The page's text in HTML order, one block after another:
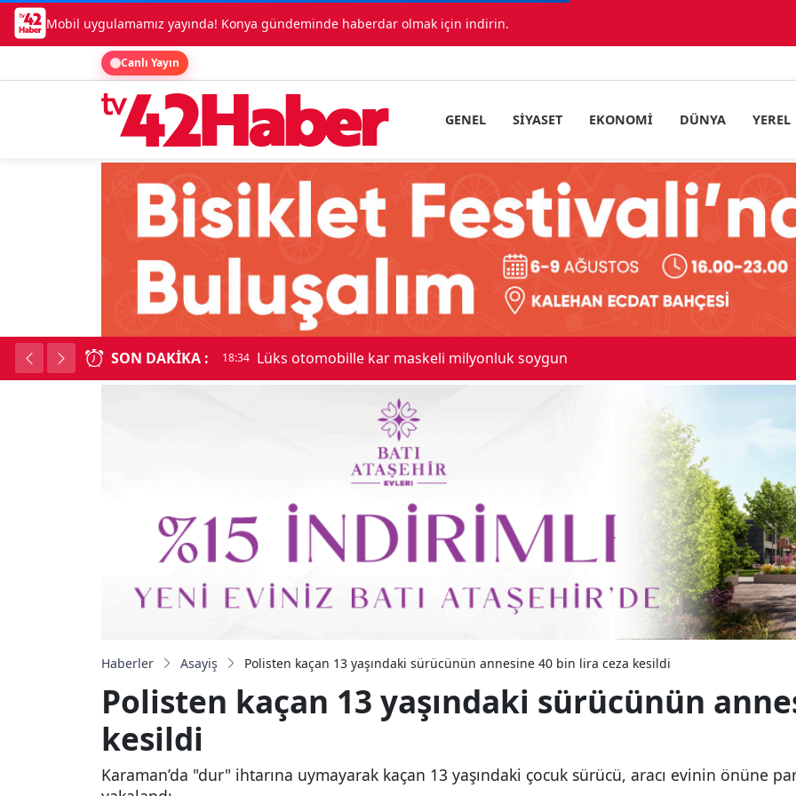
Mobil uygulamamız yayında! Konya gündeminde haberdar olmak için indirin.
Canlı Yayın
GENEL SIYASET EKONOMI DÜNYA YEREL
SON DAKIKA : 18:34 Lüks otomobille kar maskeli milyonluk soygun
Haberler Asayiş Polisten kaçan 13 yaşındaki sürücünün annesine 40 bin lira ceza kesildi
Polisten kaçan 13 yaşındaki sürücünün
kesildi
Karaman’da "dur" ihtarına uymayarak kaçan 13 yaşındaki çocuk sürücü, aracı evinin önüne